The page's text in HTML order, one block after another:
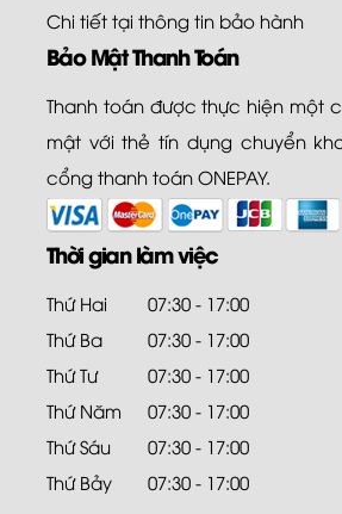
Chi tiết tại thông tin bảo hành
Bảo Mật Thanh Toán
Thanh toán được thực hiện một
mật với thẻ tín dụng chuyển
cổng thanh toán ONEPAY.
Thời gian làm việc
Thứ Hai
07:30 - 17:00
Thứ Ba
07:30 - 17:00
Thứ Tư
07:30 - 17:00
Thứ Năm
07:30 - 17:00
Thứ Sáu
07:30 - 17:00
Thứ Bảy
07:30 - 17:00